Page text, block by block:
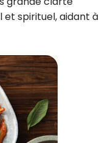
et spirituel, aidant à